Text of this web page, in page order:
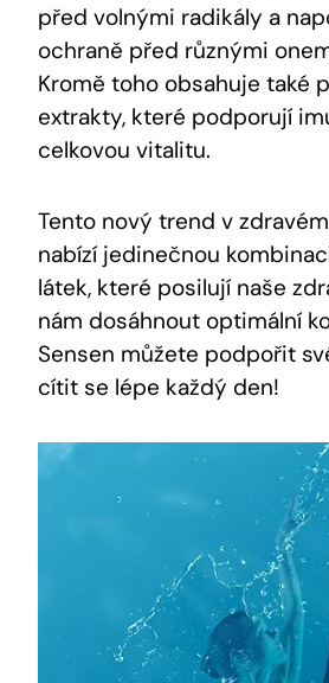
před volnými radikály ⁤a
⁣ochraně před různými
Kromě toho obsahuje také
⁣extrakty, které ⁢podporují
celkovou vitalitu.
Tento​ nový trend ‍v
nabízí jedinečnou
⁢látek, které posilují‍ naše
nám ⁢dosáhnout ‌optimální
‌Sensen můžete‍ podpořit
cítit ⁣se lépe ​každý den!